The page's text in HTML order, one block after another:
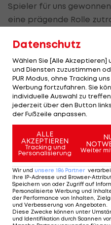
Spieler für uns
eine prägende Rolle
Arthur zu dem Wechsel:
Brasilien bekannt und
schon viele meiner
Fußballern geworden."
Arthur Augusto
Soares
@AmericaMG
Kreuz. 🤝 Der
Datenschutz
Wählen Sie [Alle Akzeptieren]
und Diensten zuzustimmen
PUR Modus, ohne Tracking
Werbung fortzufahren. Sie
individuelle Auswahl zu
jederzeit über den Button
der Fußzeile anpassen.
ALLE
AKZEPTIEREN
Tracking und
Personalisierung
Weiter
Wir und unsere 186 Partner
Ihre IP-Adresse und Browser-
Speichern von oder Zugriff auf
Personalisierte Werbung und
der Performance von Inhalten,
und Verbesserung von Angeboten
Diese Zwecke können unter
und Identifikation durch Scannen